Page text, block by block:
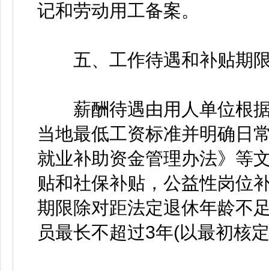
记和劳动用工备案。
五、工作待遇和补贴期
薪酬待遇由用人单位根据
当地最低工资标准并明确日
就业补助资金管理办法》等
贴和社保补贴，公益性岗位
期限除对距法定退休年龄不
员最长不超过3年(以最初核